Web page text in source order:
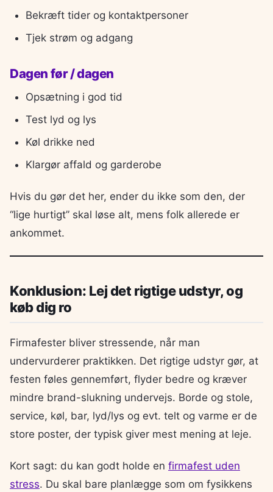
Bekræft tider og kontaktpersoner
Tjek strøm og adgang
Dagen før / dagen
Opsætning i god tid
Test lyd og lys
Køl drikke ned
Klargør affald og garderobe
Hvis du gør det her, ender du ikke som den, der
“lige hurtigt” skal løse alt, mens folk allerede er
ankommet.
Konklusion: Lej det rigtige udstyr, og
køb dig ro
Firmafester bliver stressende, når man
undervurderer praktikken. Det rigtige udstyr gør, at
festen føles gennemført, flyder bedre og kræver
mindre brand-slukning undervejs. Borde og stole,
service, køl, bar, lyd/lys og evt. telt og varme er de
store poster, der typisk giver mest mening at leje.
Kort sagt: du kan godt holde en firmafest uden
stress. Du skal bare planlægge som om fysikkens